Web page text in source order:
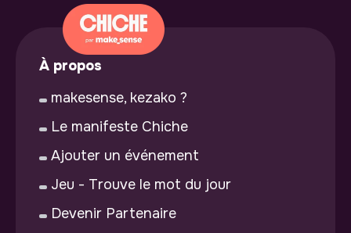
À propos
makesense, kezako ?
Le manifeste Chiche
Ajouter un événement
Jeu - Trouve le mot du jour
Devenir Partenaire